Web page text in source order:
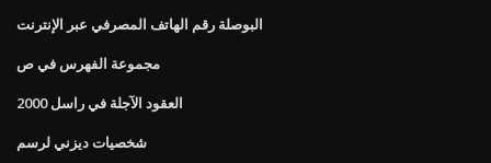
البوصلة رقم الهاتف المصرفي عبر الإنترنت
مجموعة الفهرس في ص
العقود الآجلة في راسل 2000
شخصيات ديزني لرسم